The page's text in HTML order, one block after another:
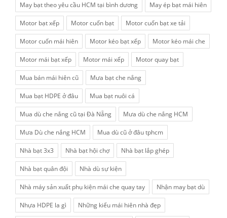
May bạt theo yêu cầu HCM tại bình dương May ép bạt mái hiên
Motor bạt xếp Motor cuốn bạt Motor cuốn bạt xe tải
Motor cuốn mái hiên Motor kéo bạt xếp Motor kéo mái che
Motor mái bạt xếp Motor mái xếp Motor quay bạt
Mua bán mái hiên cũ Mưa bạt che nắng
Mua bạt HDPE ở đâu Mua bạt nuôi cá
Mua dù che nắng cũ tại Đà Nẵng Mưa dù che nắng HCM
Mưa Dù che nắng HCM Mua dù cũ ở đâu tphcm
Nhà bạt 3x3 Nhà bạt hội chợ Nhà bạt lắp ghép
Nhà bạt quân đội Nhà dù sự kiện
Nhà máy sản xuất phụ kiện mái che quay tay Nhận may bạt dù
Nhựa HDPE la gì Những kiểu mái hiên nhà đẹp